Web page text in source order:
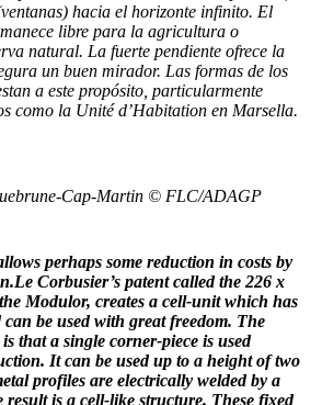
hacia el horizonte infinito. El
libre para la agricultura o
natural. La fuerte pendiente ofrece la
un buen mirador. Las formas de los
a este propósito, particularmente
como la Unité d’Habitation en Marsella.
Cap-Martin © FLC/ADAGP
perhaps some reduction in costs by
Corbusier’s patent called the 226 x
Modulor, creates a cell-unit which has
be used with great freedom. The
that a single corner-piece is used
It can be used up to a height of two
profiles are electrically welded by a
result is a cell-like structure. These fixed